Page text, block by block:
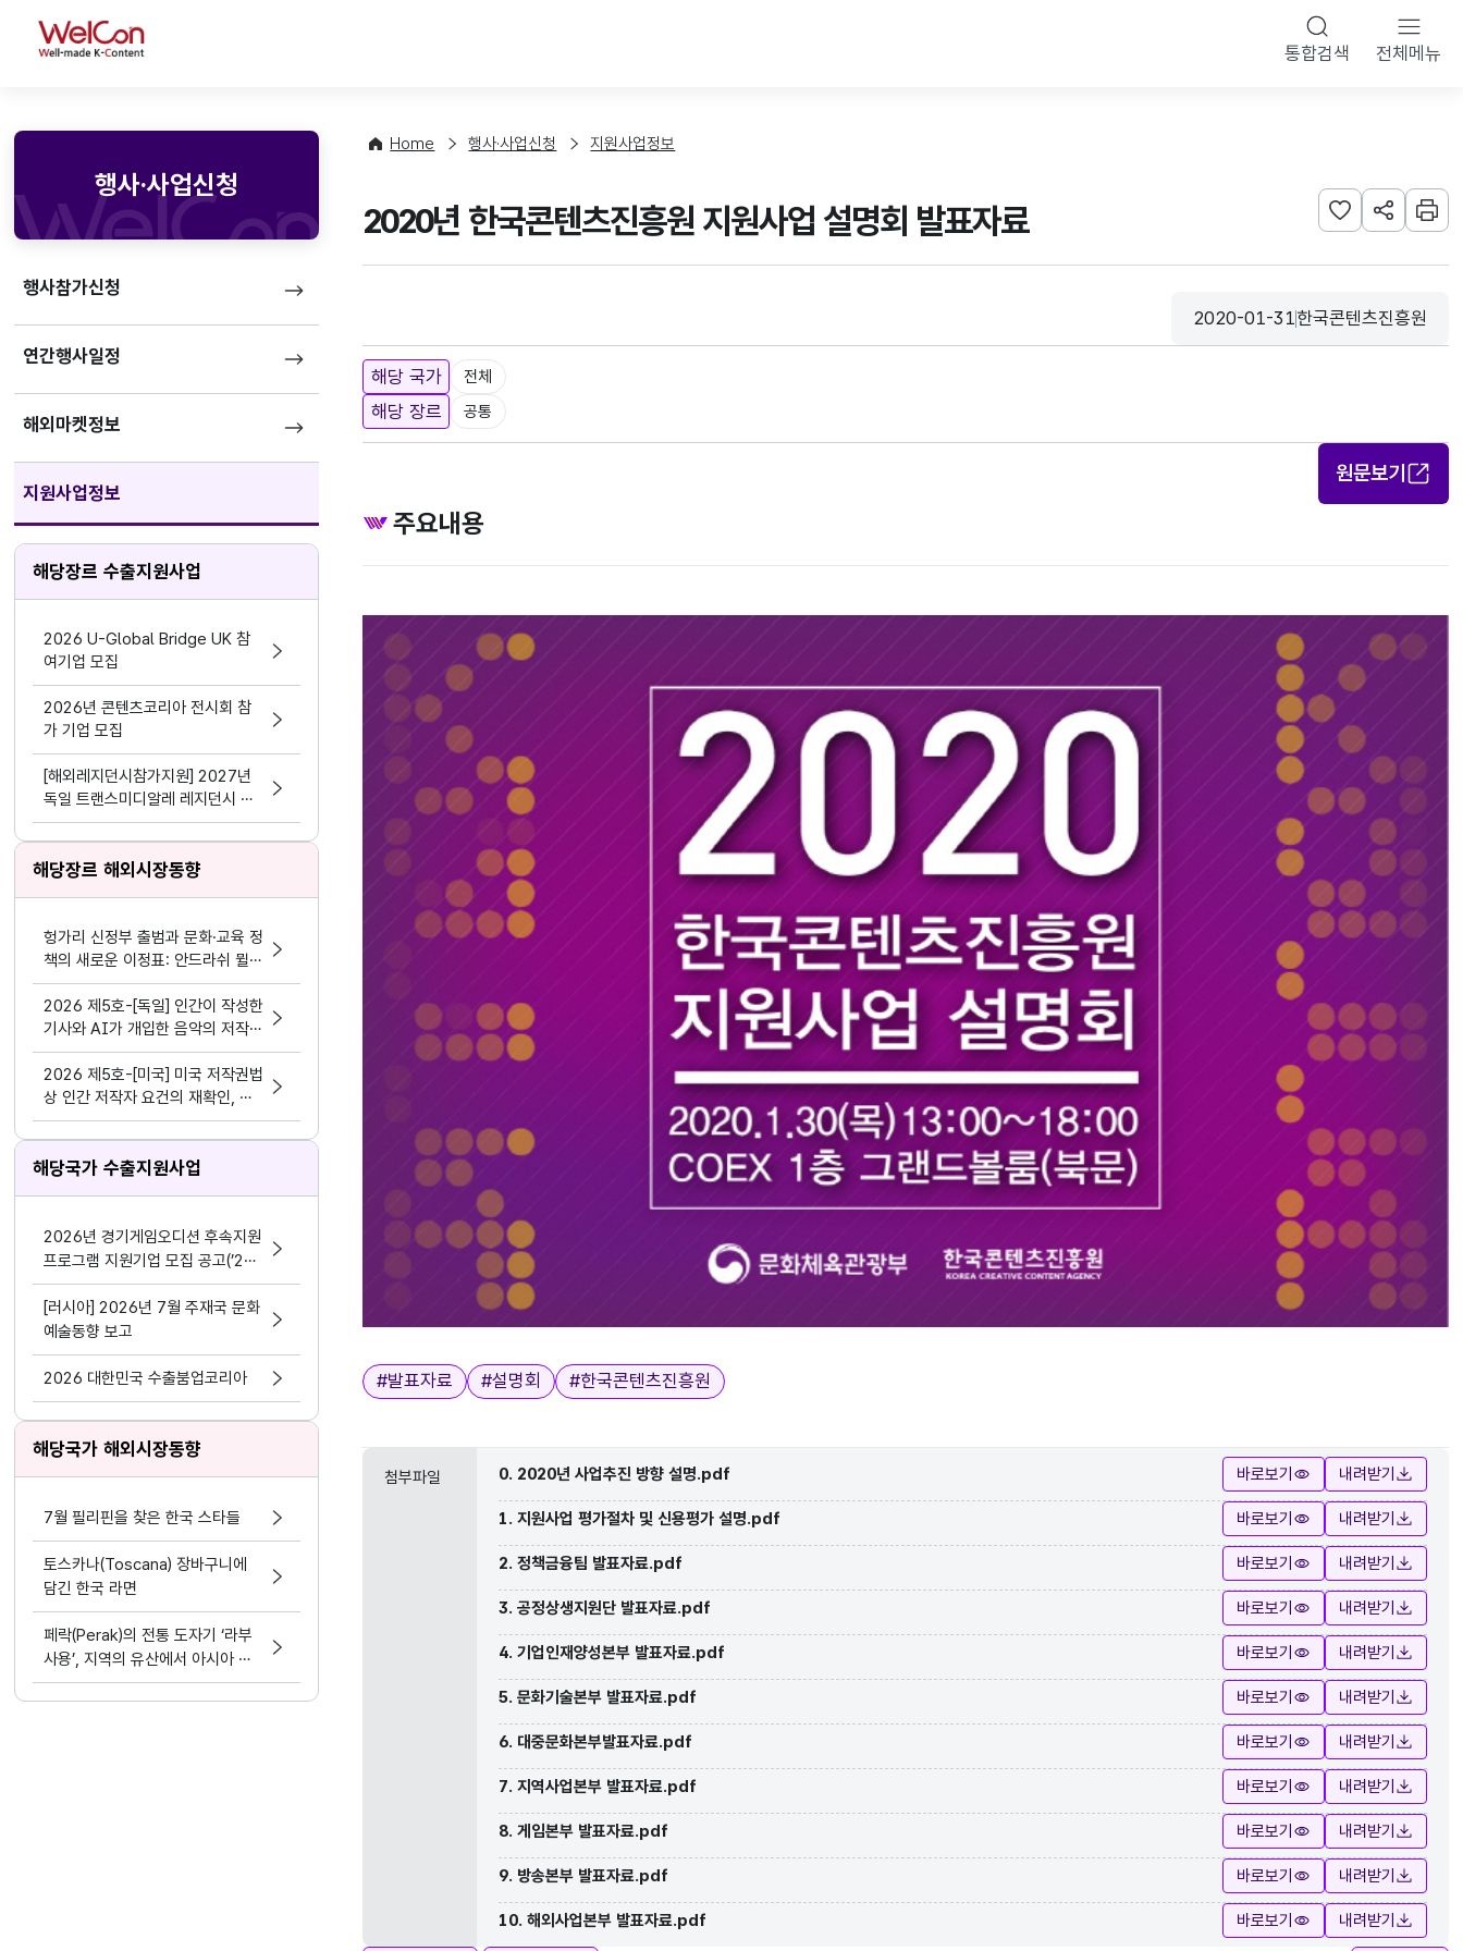
WelCon 통합검색 전체메뉴
행사·사업신청
행사참가신청
연간행사일정
해외마켓정보
지원사업정보
해당장르 수출지원사업
2026 U-Global Bridge UK 참
여기업 모집
2026년 콘텐츠코리아 전시회 참
가 기업 모집
[해외레지던시참가지원] 2027년
독일 트랜스미디알레 레지던시 참
가
해당장르 해외시장동향
헝가리 신정부 출범과 문화·교육 정
책의 새로운 이정표: 안드라쉬 뮐러
(András Müller) 엘테 대학교 교
수에게 듣다
2026 제5호-[독일] 인간이 작성한
기사와 AI가 개입한 음악의 저작권
보호에 관한 지방법원판결(박희영)
2026 제5호-[미국] 미국 저작권법
상 인간 저작자 요건의 재확인, 탈
러 사건 상고허가 기각을 중심으로
(계승균)
해당국가 수출지원사업
2026년 경기게임오디션 후속지원
프로그램 지원기업 모집 공고(’24
~’25년 선정기업 대상)
[러시아] 2026년 7월 주재국 문화
예술동향 보고
2026 대한민국 수출붐업코리아
해당국가 해외시장동향
7월 필리핀을 찾은 한국 스타들
토스카나(Toscana) 장바구니에
담긴 한국 라면
페락(Perak)의 전통 도자기 ‘라부
사용’, 지역의 유산에서 아시아 문
화 교류의 가능성으로
Home 행사·사업신청 지원사업정보
2020년 한국콘텐츠진흥원 지원사업 설명회 발표자료 관심사 등록하기
URL 공유하
인쇄
등록일
2020-01-31
수집기관
한국콘텐츠진흥원
해당 국가 전체
해당 장르 공통
원문보기
주요내용
태그
#발표자료 #설명회 #한국콘텐츠진흥원
첨부파일 0. 2020년 사업추진 방향 설명.pdf 바로보기 내려받기
1. 지원사업 평가절차 및 신용평가 설명.pdf 바로보기 내려받기
2. 정책금융팀 발표자료.pdf 바로보기 내려받기
3. 공정상생지원단 발표자료.pdf 바로보기 내려받기
4. 기업인재양성본부 발표자료.pdf 바로보기 내려받기
5. 문화기술본부 발표자료.pdf 바로보기 내려받기
6. 대중문화본부발표자료.pdf 바로보기 내려받기
7. 지역사업본부 발표자료.pdf 바로보기 내려받기
8. 게임본부 발표자료.pdf 바로보기 내려받기
9. 방송본부 발표자료.pdf 바로보기 내려받기
10. 해외사업본부 발표자료.pdf 바로보기 내려받기